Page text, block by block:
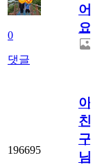
0
댓글
어
요.
196695
아.
친
구
님